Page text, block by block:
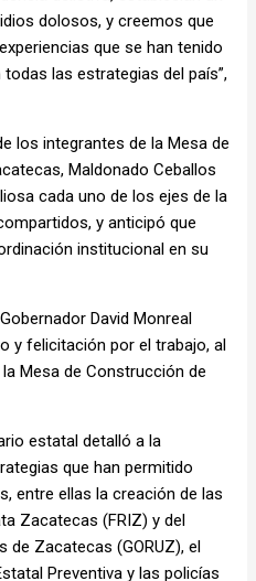
dolosos, y creemos que
que se han tenido
las estrategias del país”,
los integrantes de la Mesa de
Maldonado Ceballos
cada uno de los ejes de la
y anticipó que
institucional en su
David Monreal
y felicitación por el trabajo, al
Mesa de Construcción de
estatal detalló a la
que han permitido
entre ellas la creación de las
Zacatecas (FRIZ) y del
de Zacatecas (GORUZ), el
Preventiva y las policías